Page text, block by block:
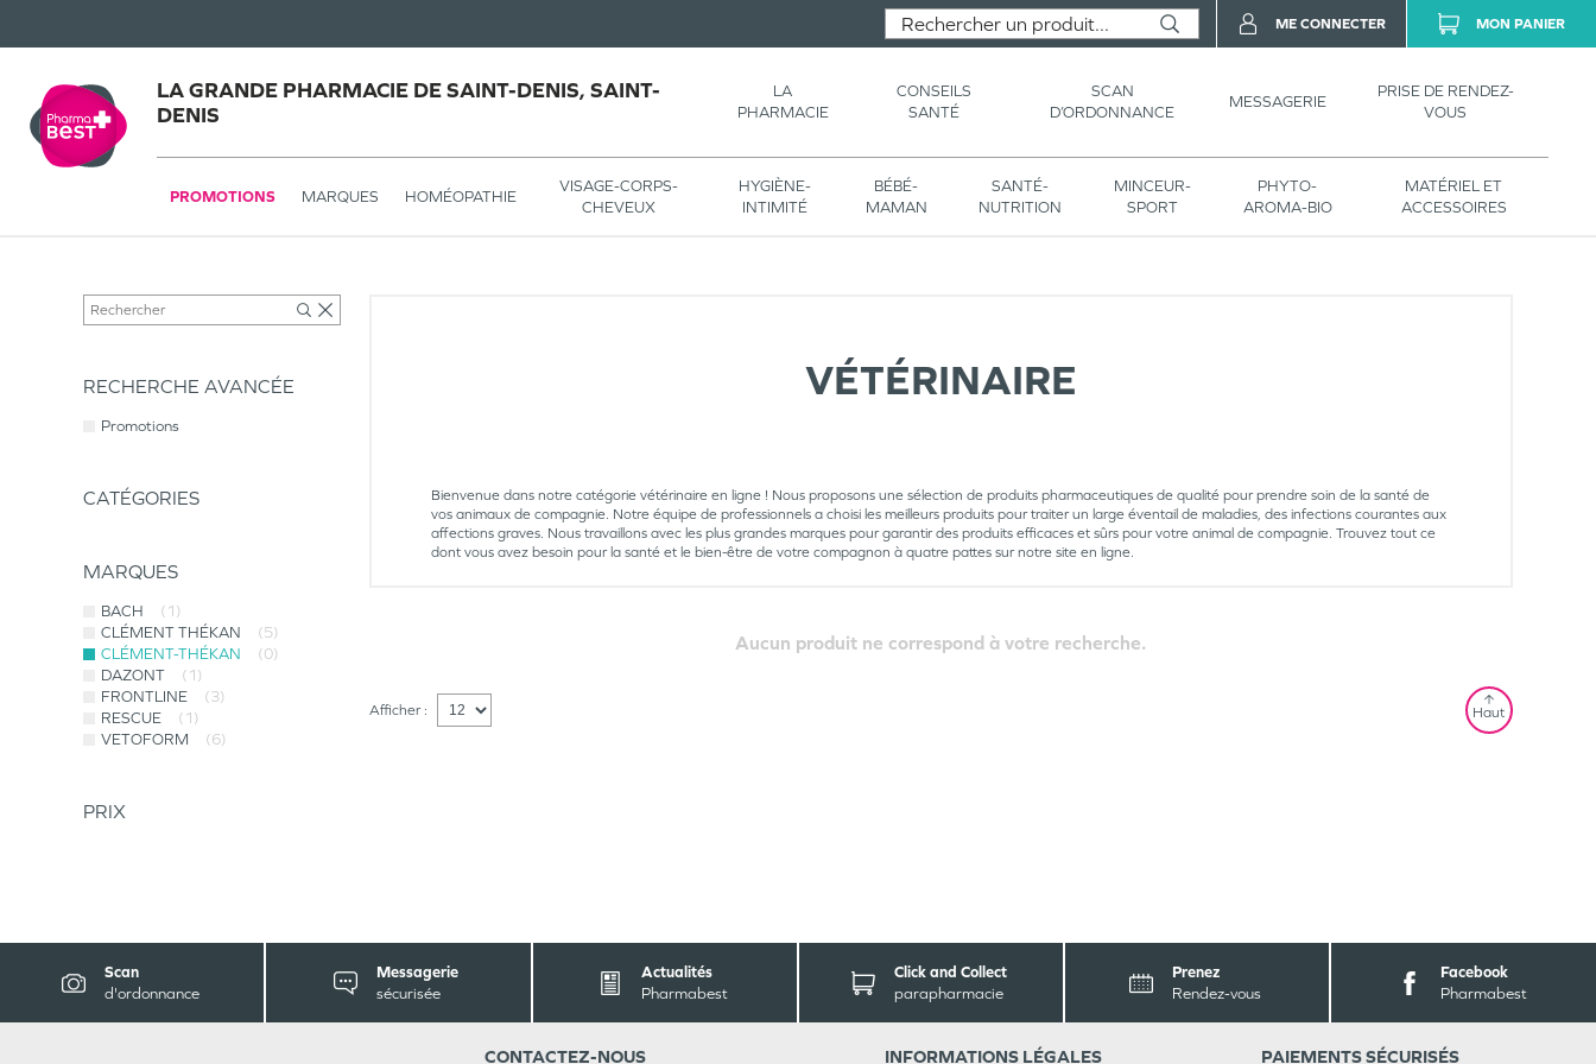
LA GRANDE PHARMACIE DE SAINT-DENIS, SAINT-
DENIS
LA
PHARMACIE
CONSEILS
SANTÉ
SCAN
D’ORDONNANCE
MESSAGERIE
PRISE DE RENDEZ-
VOUS
PROMOTIONS MARQUES HOMÉOPATHIE
VISAGE-CORPS-
CHEVEUX
HYGIÈNE-
INTIMITÉ
BÉBÉ-
MAMAN
SANTÉ-
NUTRITION
MINCEUR-
SPORT
PHYTO-
AROMA-BIO
MATÉRIEL ET
ACCESSOIRES
ME CONNECTER MON PANIER
RECHERCHE AVANCÉE
Promotions
CATÉGORIES
MARQUES
BACH
(1)
CLÉMENT THÉKAN
(5)
CLÉMENT-THÉKAN
(0)
DAZONT
(1)
FRONTLINE
(3)
RESCUE
(1)
VETOFORM
(6)
PRIX
VÉTÉRINAIRE
Bienvenue dans notre catégorie vétérinaire en ligne ! Nous proposons une sélection de produits pharmaceutiques de qualité pour prendre soin de la santé de
vos animaux de compagnie. Notre équipe de professionnels a choisi les meilleurs produits pour traiter un large éventail de maladies, des infections courantes aux
affections graves. Nous travaillons avec les plus grandes marques pour garantir des produits efficaces et sûrs pour votre animal de compagnie. Trouvez tout ce
dont vous avez besoin pour la santé et le bien-être de votre compagnon à quatre pattes sur notre site en ligne.
Aucun produit ne correspond à votre recherche.
Afficher : Haut
Scan
d'ordonnance
Messagerie
sécurisée
Actualités
Pharmabest
Click and Collect
parapharmacie
Prenez
Rendez-vous
Facebook
Pharmabest
CONTACTEZ-NOUS INFORMATIONS LÉGALES PAIEMENTS SÉCURISÉS